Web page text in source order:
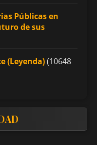
Públicas en
de sus
(Leyenda)(10648